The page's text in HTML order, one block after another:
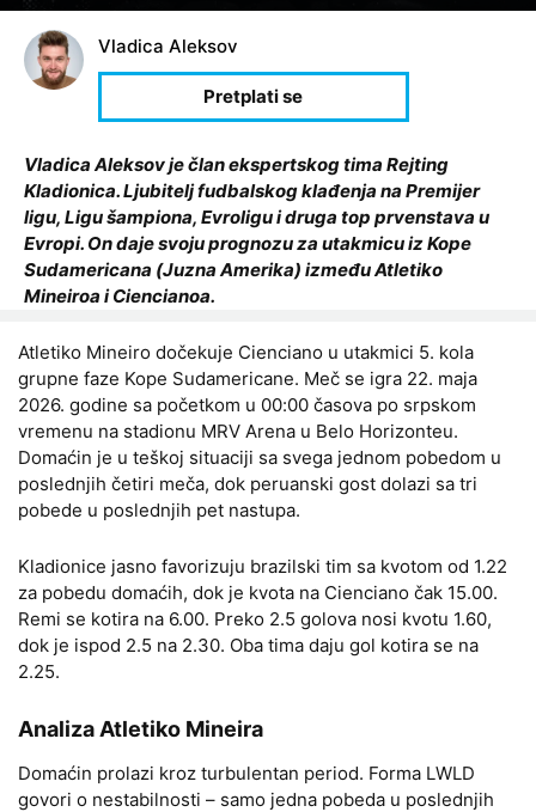
Vladica Aleksov
Vladica Aleksov je član ekspertskog tima Rejting
Kladionica. Ljubitelj fudbalskog klađenja na Premijer
ligu, Ligu šampiona, Evroligu i druga top prvenstava u
Evropi. On daje svoju prognozu za utakmicu iz Kope
Sudamericana (Juzna Amerika) između Atletiko
Mineiroa i Ciencianoa.
Atletiko Mineiro dočekuje Cienciano u utakmici 5. kola
grupne faze Kope Sudamericane. Meč se igra 22. maja
2026. godine sa početkom u 00:00 časova po srpskom
vremenu na stadionu MRV Arena u Belo Horizonteu.
Domaćin je u teškoj situaciji sa svega jednom pobedom u
poslednjih četiri meča, dok peruanski gost dolazi sa tri
pobede u poslednjih pet nastupa.
Kladionice jasno favorizuju brazilski tim sa kvotom od 1.22
za pobedu domaćih, dok je kvota na Cienciano čak 15.00.
Remi se kotira na 6.00. Preko 2.5 golova nosi kvotu 1.60,
dok je ispod 2.5 na 2.30. Oba tima daju gol kotira se na
2.25.
Analiza Atletiko Mineira
Domaćin prolazi kroz turbulentan period. Forma LWLD
govori o nestabilnosti – samo jedna pobeda u poslednjih